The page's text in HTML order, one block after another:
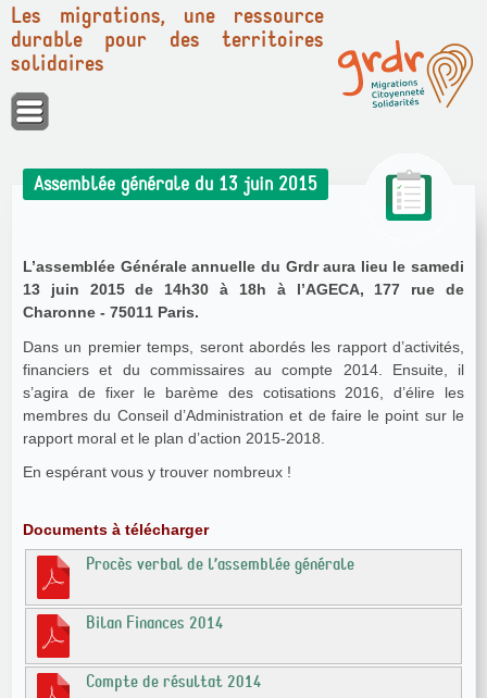
Panneau de gestion des cookies
Les migrations, une ressource
durable pour des territoires
solidaires
Assemblée générale du 13 juin 2015
L’assemblée Générale annuelle du Grdr aura lieu le samedi
13 juin 2015 de 14h30 à 18h à l’AGECA, 177 rue de
Charonne - 75011 Paris.
Dans un premier temps, seront abordés les rapport d’activités,
financiers et du commissaires au compte 2014. Ensuite, il
s’agira de fixer le barème des cotisations 2016, d’élire les
membres du Conseil d’Administration et de faire le point sur le
rapport moral et le plan d’action 2015-2018.
En espérant vous y trouver nombreux !
Documents à télécharger
Procès verbal de l’assemblée générale
Bilan Finances 2014
Compte de résultat 2014